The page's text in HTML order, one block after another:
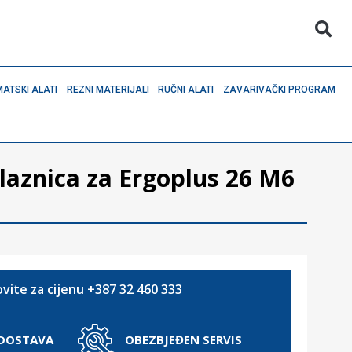
ALATI REZNI MATERIJALI RUČNI ALATI ZAVARIVAČKI PROGRAM
za Ergoplus 26 M6
za cijenu +387 32 460 333
OBEZBJEĐEN SERVIS